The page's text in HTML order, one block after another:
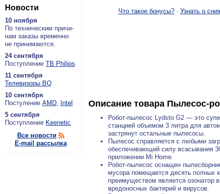
Новости
10 ноября
По тех­ни­че­ским при­чи­
нам за­ка­зы вре­мен­но
не при­ни­ма­ют­ся.
24 сентября
По­ступ­ле­ние ТВ Philips
11 сентября
Теле­ви­зо­ры BQ
10 сентября
По­сту­ле­ние AMD, Intel
5 сентября
По­ступ­ле­ние Keenetic
Все новости
E-mail рассылка
Что такое бонусы? · Узнать о
Описание товара Пылесос-
Робот-пылесос Lydsto G2 — это
станцией объемом 3 литра для
застрянут остальные пылесосы.
Пылесос справляется с любыми
обеспечивающий силу всасывания
приложении Mi Home.
Робот-пылесос оснащен
мусора помещается десять полных
преимуществом является озонатор
вредоносных бактерий и вирусов.